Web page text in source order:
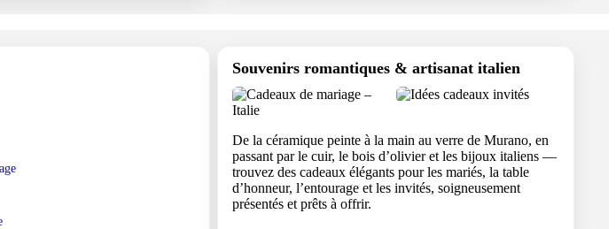
Souvenirs romantiques & artisanat italien
De la céramique peinte à la main au verre de Murano, en
passant par le cuir, le bois d’olivier et les bijoux italiens —
trouvez des cadeaux élégants pour les mariés, la table
d’honneur, l’entourage et les invités, soigneusement
présentés et prêts à offrir.